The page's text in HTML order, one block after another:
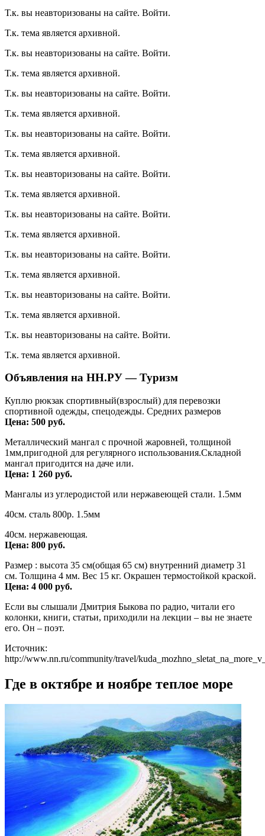
Т.к. вы неавторизованы на сайте. Войти.
Т.к. тема является архивной.
Т.к. вы неавторизованы на сайте. Войти.
Т.к. тема является архивной.
Т.к. вы неавторизованы на сайте. Войти.
Т.к. тема является архивной.
Т.к. вы неавторизованы на сайте. Войти.
Т.к. тема является архивной.
Т.к. вы неавторизованы на сайте. Войти.
Т.к. тема является архивной.
Т.к. вы неавторизованы на сайте. Войти.
Т.к. тема является архивной.
Т.к. вы неавторизованы на сайте. Войти.
Т.к. тема является архивной.
Т.к. вы неавторизованы на сайте. Войти.
Т.к. тема является архивной.
Т.к. вы неавторизованы на сайте. Войти.
Т.к. тема является архивной.
Объявления на НН.РУ — Туризм
Куплю рюкзак спортивный(взрослый) для перевозки
спортивной одежды, спецодежды. Средних размеров
Цена: 500 руб.
Металлический мангал с прочной жаровней, толщиной
1мм,пригодной для регулярного использования.Складной
мангал пригодится на даче или.
Цена: 1 260 руб.
Мангалы из углеродистой или нержавеющей стали. 1.5мм
40см. сталь 800р. 1.5мм
40см. нержавеющая.
Цена: 800 руб.
Размер : высота 35 см(общая 65 см) внутренний диаметр 31
см. Толщина 4 мм. Вес 15 кг. Окрашен термостойкой краской.
Цена: 4 000 руб.
Если вы слышали Дмитрия Быкова по радио, читали его
колонки, книги, статьи, приходили на лекции – вы не знаете
его. Он – поэт.
Источник:
http://www.nn.ru/community/travel/
Где в октябре и ноябре теплое море